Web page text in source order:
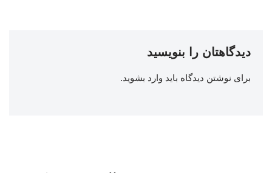
دیدگاهتان را بنویسید
برای نوشتن دیدگاه باید وارد بشوید.